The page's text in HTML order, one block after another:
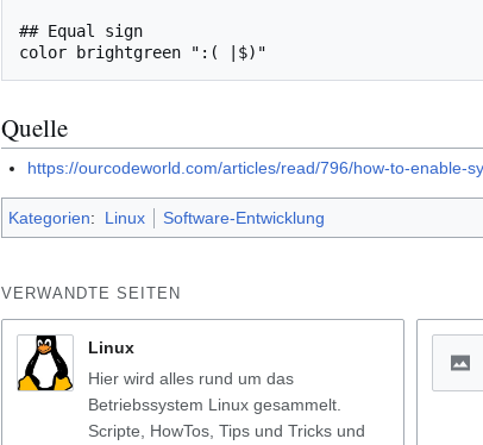
## Equal sign
Quelle
https://ourcodeworld.com/articles/read/796/how-to-enable-
Kategorien: Linux Software-Entwicklung
VERWANDTE SEITEN
Linux
Hier wird alles rund um das
Betriebssystem Linux gesammelt.
Scripte, HowTos, Tips und Tricks und